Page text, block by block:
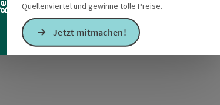
Quellenviertel und gewinne tolle Preise.
Jetzt mitmachen!